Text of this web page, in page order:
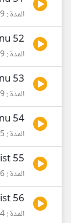
المدة : 00:10:09
52 JAVA Swing GUI Menu
المدة : 00:17:09
53 JAVA Swing GUI Menu
المدة : 00:07:49
54 JAVA Swing GUI Menu
المدة : 00:04:15
55 JAVA Swing GUI List
المدة : 00:07:36
56 JAVA Swing GUI List
المدة : 00:08:14